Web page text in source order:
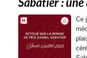
Sabatier : une
Ce